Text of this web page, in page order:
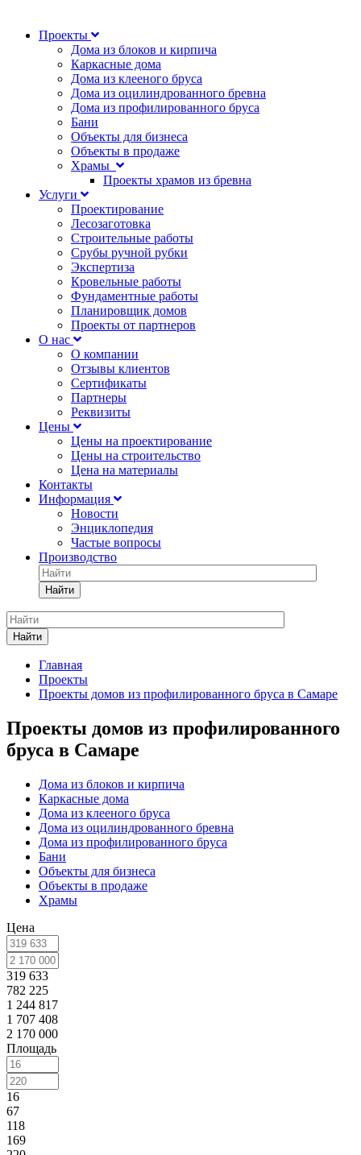
Проекты
Дома из блоков и кирпича
Каркасные дома
Дома из клееного бруса
Дома из оцилиндрованного бревна
Дома из профилированного бруса
Бани
Объекты для бизнеса
Объекты в продаже
Храмы
Проекты храмов из бревна
Услуги
Проектирование
Лесозаготовка
Строительные работы
Срубы ручной рубки
Экспертиза
Кровельные работы
Фундаментные работы
Планировщик домов
Проекты от партнеров
О нас
О компании
Отзывы клиентов
Сертификаты
Партнеры
Реквизиты
Цены
Цены на проектирование
Цены на строительство
Цена на материалы
Контакты
Информация
Новости
Энциклопедия
Частые вопросы
Производство
Найти
Найти
Главная
Проекты
Проекты домов из профилированного бруса в Самаре
Проекты домов из профилированного
бруса в Самаре
Дома из блоков и кирпича
Каркасные дома
Дома из клееного бруса
Дома из оцилиндрованного бревна
Дома из профилированного бруса
Бани
Объекты для бизнеса
Объекты в продаже
Храмы
Цена
319 633
782 225
1 244 817
1 707 408
2 170 000
Площадь
16
67
118
169